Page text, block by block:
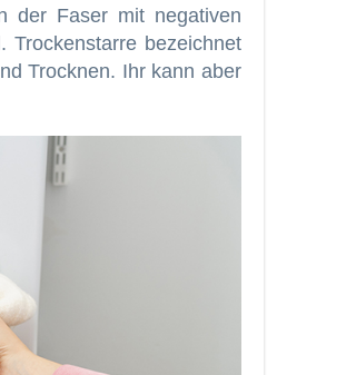
der Faser mit negativen
Trockenstarre bezeichnet
Trocknen. Ihr kann aber